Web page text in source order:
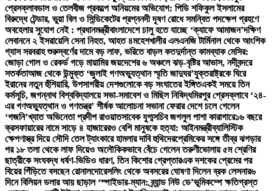
প্রেসক্লাবডাল ও তেলবীজ প্রকল্পে অনিয়মের অভিযোগ: পিডি শফিকুল ইসলামের
বিরুদ্ধে টেন্ডার, ভুয়া বিল ও সিন্ডিকেটের প্রশ্ননদী দূষণ রোধে সমন্বিত পদক্ষেপ গ্রহণে
অবহেলার সুযোগ নেই : প্রধানমন্ত্রীবাংলাদেশে চালু হতে যাচ্ছে ‘ক্যাফে আমাজন’দক্ষিণ
লেবাননে ২ ইসরায়েলি সেনা নিহত, আহত ৪মহেশখালীর এলএনজি টার্মিনাল থেকে আংশিক
গ্যাস সরবরাহ শুরুস্বর্ণের দামে বড় লাফ, ভরিতে বাড়ল কতদুর্দান্ত কামব্যাক মেসির:
জোড়া গোল ও রেকর্ড গড়ে মায়ামির জয়দেশের ৬ অঞ্চলে ঝড়-বৃষ্টির আভাস, নদীবন্দরে
সতর্কতাআজ থেকে উন্মুক্ত ‘জুলাই গণঅভ্যুত্থান স্মৃতি জাদুঘর’যুক্তরাষ্ট্রকে ঘিরে
ইরানের নতুন হুঁশিয়ারি, উপসাগরীয় দেশগুলোকে বড় সংঘাতের ইঙ্গিতএকই সময়ে তিন
কর্মসূচি, জগন্নাথ বিশ্ববিদ্যালয়ে সভা-সমাবেশ ও মিছিল নিষিদ্ধমিরপুর প্রেসক্লাবে ‘২৪-
এর গণঅভ্যুত্থান ও গণতন্ত্র’ শীর্ষক আলোচনা সভানা ফেরার দেশে চলে গেলেন
‘গজনি’খ্যাত অভিনেতা প্রদীপ রাওয়াতসাবেক যুগ্মসচিব জগলুল পাশা কারাগারে১৬ বছরে
ক্রসফায়ারের নামে সাড়ে ৪ হাজারেরও বেশি মানুষকে হত্যা: আইনমন্ত্রীব্যালিস্টিক
ক্ষেপণাস্ত্র দিয়ে সৌদি তেল ট্যাংকারে হামলার দাবি হুথিদেরপ্রেমিকের সঙ্গে তীব্র ঝগড়ার
পর ১৮ তলা থেকে লাফ দিয়েও অলৌকিকভাবে বেঁচে গেলেন তরুণীভোলায় ৫ম শ্রেণির
ছাত্রীকে সংঘবদ্ধ ধর্ষণ-ভিডিও ধারণ, তিন কিশোর গ্রেপ্তারএক দশকের প্রেমের পর
বিয়ের পিঁড়িতে বসছেন রোনালদোরেসলিং থেকে অবসরের ঘোষণা দিলেন ব্রক লেসনার৬
দিনে বিলিয়ন ডলার আয় ছাড়াল ‘স্পাইডার-ম্যান: ব্র্যান্ড নিউ ডে’ভূমিকম্পে ক্ষতিগ্রস্ত